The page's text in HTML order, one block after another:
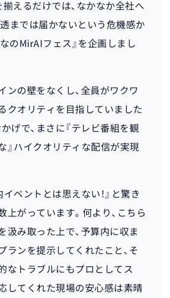
揃えるだけでは、なかなか全社へ
透までは届かないという危機感か
なのMirAIフェス』を企画しまし
ンの壁をなくし、全員がワクワ
クオリティを目指していました
げで、まさに『テレビ番組を観
』ハイクオリティな配信が実現
ベントとは思えない！』と驚き
上がっています。何より、こちら
汲み取った上で、予算内に収ま
ランを提示してくれたこと、そ
なトラブルにもプロとしてス
してくれた現場の安心感は素晴